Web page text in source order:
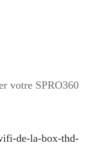
votre SPRO360
de-la-box-thd-